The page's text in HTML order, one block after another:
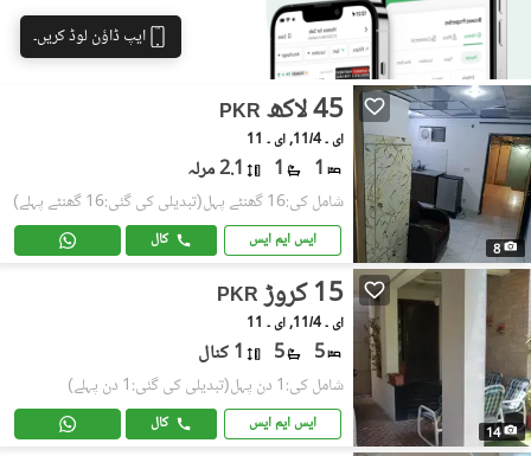
ایپ ڈاؤن لوڈ کریں۔
8
PKR 45 لاکھ
ای ۔ 11/4, ای ۔ 11
1
1 2.1 مرلہ
شامل کی:16 گھنٹے پہل (تبدیلی کی گئی:16 گھنٹے پہلے)
ایس ایم ایس کال
14
PKR 15 کروڑ
ای ۔ 11/4, ای ۔ 11
5
5 1 کنال
شامل کی:1 دن پہل (تبدیلی کی گئی:1 دن پہلے)
ایس ایم ایس کال